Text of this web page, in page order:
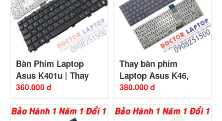
Bàn Phím Laptop
Asus K401u | Thay
Bàn Phím Asus
360.000 đ
Thay bàn phím
Laptop Asus K46,
K46C, K46CA, K46CB,
380.000 đ